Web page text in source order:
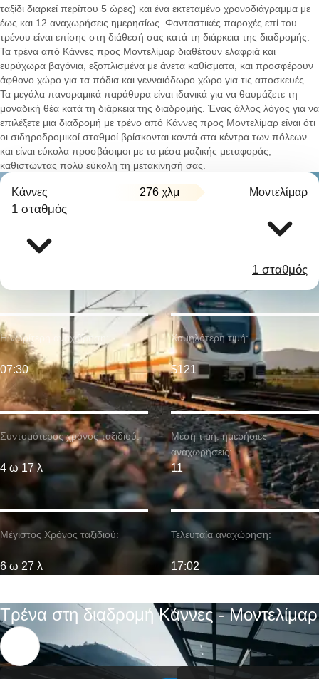
ταξίδι διαρκεί περίπου 5 ώρες) και ένα εκτεταμένο χρονοδιάγραμμα με
έως και 12 αναχωρήσεις ημερησίως. Φανταστικές παροχές επί του
τρένου είναι επίσης στη διάθεσή σας κατά τη διάρκεια της διαδρομής.
Τα τρένα από Κάννες προς Μοντελίμαρ διαθέτουν ελαφριά και
ευρύχωρα βαγόνια, εξοπλισμένα με άνετα καθίσματα, και προσφέρουν
άφθονο χώρο για τα πόδια και γενναιόδωρο χώρο για τις αποσκευές.
Τα μεγάλα πανοραμικά παράθυρα είναι ιδανικά για να θαυμάζετε τη
μοναδική θέα κατά τη διάρκεια της διαδρομής. Ένας άλλος λόγος για να
επιλέξετε μια διαδρομή με τρένο από Κάννες προς Μοντελίμαρ είναι ότι
οι σιδηροδρομικοί σταθμοί βρίσκονται κοντά στα κέντρα των πόλεων
και είναι εύκολα προσβάσιμοι με τα μέσα μαζικής μεταφοράς,
καθιστώντας πολύ εύκολη τη μετακίνησή σας.
Κάννες 276 χλμ Μοντελίμαρ
1 σταθμός
1 σταθμός
Συντομότερος χρόνος ταξιδιού:
4 ω 17 λ
Η νωρίτερη αναχώρηση:
07:30
Μέγιστος Χρόνος ταξιδιού:
6 ω 27 λ
Χαμηλότερη τιμή:
$121
Μέση τιμή. ημερήσιες
αναχωρήσεις:
11
Τελευταία αναχώρηση:
17:02
Τρένα στη διαδρομή Κάννες - Μοντελίμαρ